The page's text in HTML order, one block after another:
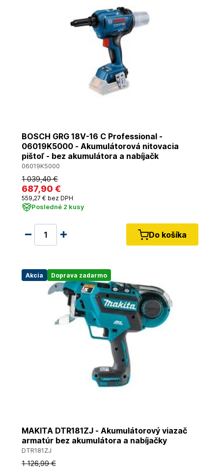
BOSCH GRG 18V-16 C Professional -
06019K5000 - Akumulátorová nitovacia
pištoľ - bez akumulátora a nabíjačk
06019K5000
1 039,40 €
687,90 €
559,27 € bez DPH
Posledné 2 kusy
Do košíka
Akcia Doprava zadarmo
MAKITA DTR181ZJ - Akumulátorový viazač
armatúr bez akumulátora a nabíjačky
DTR181ZJ
1 126,99 €